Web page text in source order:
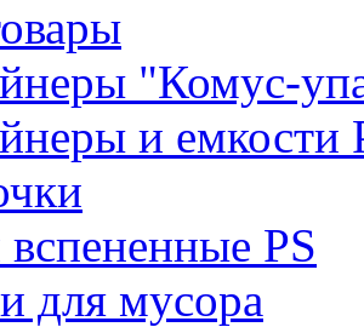
"Комус-
и емкости
PS
для мусора